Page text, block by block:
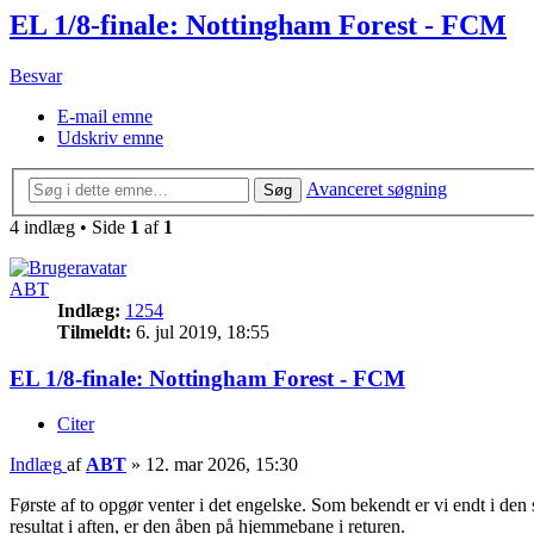
EL 1/8-finale: Nottingham Forest - FCM
Besvar
E-mail emne
Udskriv emne
Søg
Avanceret søgning
4 indlæg • Side 1 af 1
ABT
Indlæg: 1254
Tilmeldt: 6. jul 2019, 18:55
EL 1/8-finale: Nottingham Forest - FCM
Citer
Indlæg af ABT » 12. mar 2026, 15:30
Første af to opgør venter i det engelske. Som bekendt er vi endt i
resultat i aften, er den åben på hjemmebane i returen.